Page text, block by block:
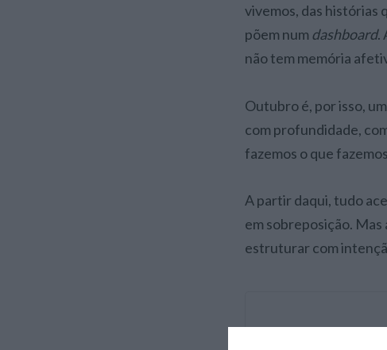
vivemos, das histórias
põem num dashboard.
não tem memória
Outubro é, por isso,
com profundidade,
fazemos o que
A partir daqui, tudo
em sobreposição. Mas
estruturar com